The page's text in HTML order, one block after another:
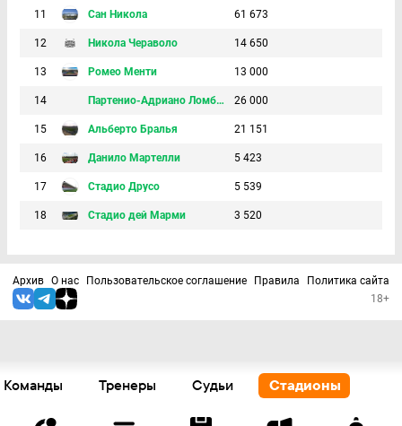
Команды Тренеры Судьи Стадионы
11 Сан Никола 61 673
12 Никола Чераволо 14 650
13 Ромео Менти 13 000
14 Партенио-Адриано Ломбарди 26 000
15 Альберто Бралья 21 151
16 Данило Мартелли 5 423
17 Стадио Друсо 5 539
18 Стадио дей Марми 3 520
Архив О нас Пользовательское соглашение Правила
Политика сайта
18+